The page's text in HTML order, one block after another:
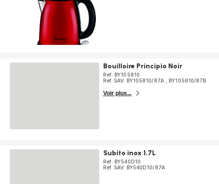
Bouilloire Principio Noir
Ref: BY105810
Réf. SAV: BY105810/87A
,BY105810/87B
Voir plus...
Subito inox 1.7L
Ref: BY540D10
Réf. SAV: BY540D10/87A